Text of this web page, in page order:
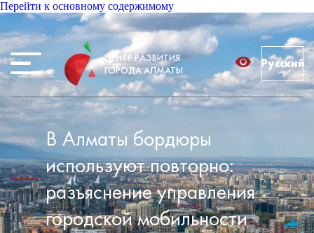
Перейти к основному содержимому
ЦЕНТР РАЗВИТИЯ
ГОРОДА АЛМАТЫ
Русский
В Алматы бордюры
используют повторно:
разъяснение управления
городской мобильности